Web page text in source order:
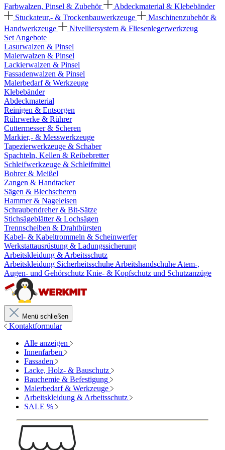
Farbwalzen, Pinsel & Zubehör
Abdeckmaterial & Klebebänder
Stuckateur,- & Trockenbauwerkzeuge
Maschinenzubehör &
Handwerkzeuge
Nivelliersystem & Fliesenlegerwerkzeug
Set Angebote
Lasurwalzen & Pinsel
Malerwalzen & Pinsel
Lackierwalzen & Pinsel
Fassadenwalzen & Pinsel
Malerbedarf & Werkzeuge
Klebebänder
Abdeckmaterial
Reinigen & Entsorgen
Rührwerke & Rührer
Cuttermesser & Scheren
Markier,- & Messwerkzeuge
Tapezierwerkzeuge & Schaber
Spachteln, Kellen & Reibebretter
Schleifwerkzeuge & Schleifmittel
Bohrer & Meißel
Zangen & Handtacker
Sägen & Blechscheren
Hammer & Nageleisen
Schraubendreher & Bit-Sätze
Stichsägeblätter & Lochsägen
Trennscheiben & Drahtbürsten
Kabel- & Kabeltrommeln & Scheinwerfer
Werkstattausrüstung & Ladungssicherung
Arbeitskleidung & Arbeitsschutz
Arbeitskleidung Sicherheitsschuhe Arbeitshandschuhe Atem-,
Augen- und Gehörschutz Knie- & Kopfschutz und Schutzanzüge
Menü schließen
Kontaktformular
Alle anzeigen
Innenfarben
Fassaden
Lacke, Holz- & Bauschutz
Bauchemie & Befestigung
Malerbedarf & Werkzeuge
Arbeitskleidung & Arbeitsschutz
SALE %